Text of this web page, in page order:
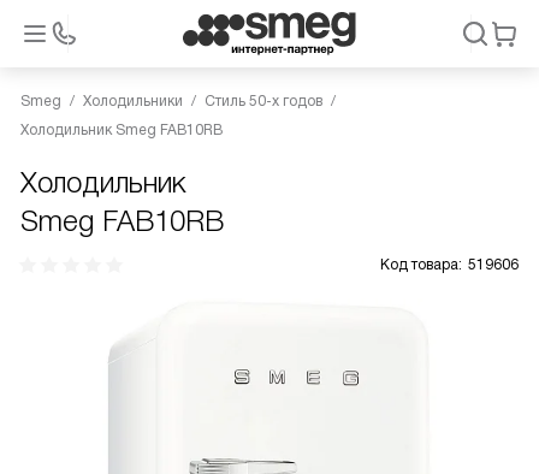
Smeg Холодильники
Стиль 50-х годов
Холодильник Smeg FAB10RB
Холодильник
Smeg FAB10RB
Код товара: 519606